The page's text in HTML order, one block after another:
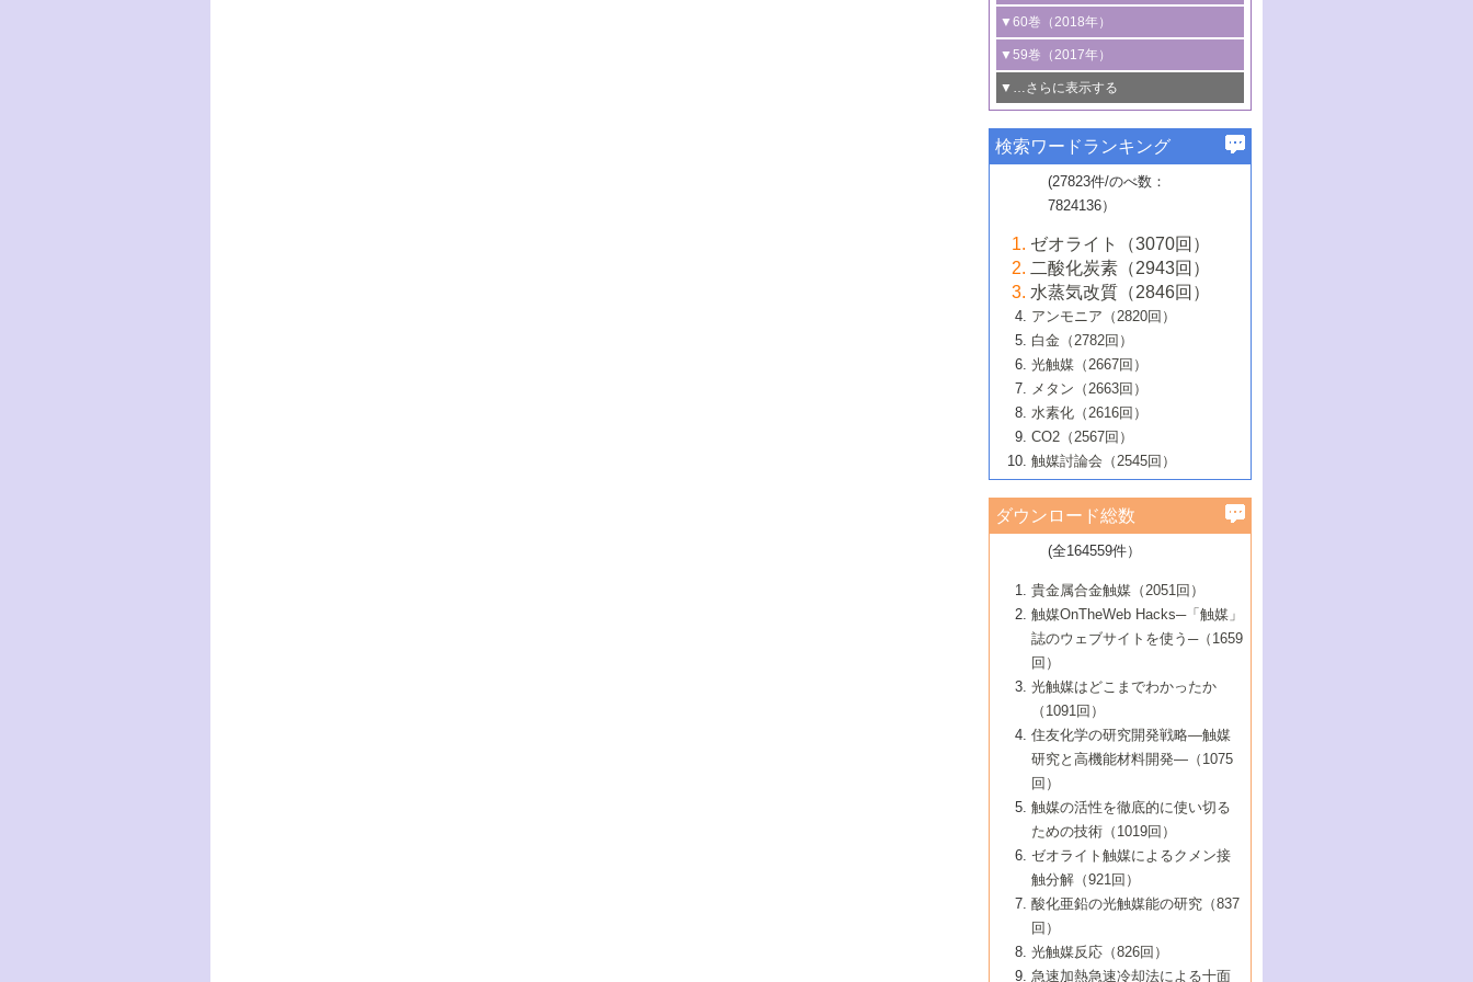
る非貴金属触媒の研究動向
5号 ゼオライトの合成と応用における研
究動向
6号 ヘテロ接合界面
B号 第135回触媒討論会（2025年）
線を利用した触媒解析技術の最先端
5号 単原子触媒
6号 参照触媒委員会からのお知らせ
B号 第133回触媒討論会（2023年）
4号 格子酸素・格子酸素欠陥を利用した
触媒反応
5号 生体触媒によるエネルギー変換反応
6号 窒素とリンの循環のための触媒・機
能性材料
3号 CO の排出削減および有効活用のた
めの触媒技術
4号 若手による情報発信企画～とびたて
若き触媒の研究者たち～（1）
若き触媒の研究者たち～（2）
6号 石油のノーブル・ユースを志向した
触媒技術
大学：オンライン・対面開催）
3号 特殊反応場を利用した触媒的分子変
換反応
4号 多孔質材料を用いた触媒の新展開
5号 情報学的手法を用いた触媒開発
6号 カーボンニュートラルに向けた電解
技術
B号 第127回触媒討論会（2021年・オン
ライン開催(Zoom)のみ）
タリゼーション
2号 機能化学品製造に資するクリーンな
触媒的酸化反応
3号 水処理のための触媒化学
4号 光触媒を用いた水分解の最新の研究
動向
5号 次世代の触媒プロセスを支えるマイ
6号 メタン転換技術の最新動向
B号 第125回触媒討論会（2020年・工学
院大学）
1号 物質移動制御に着目した触媒プロセ
ス開発
2号 CO2 フリー水素サプライチェーンに
関わる触媒開発動向
3号 精密高分子合成に関する最近の研究
動向
4号 バイオマス化成品製造のための触媒
5号 固体触媒による含窒素有機化合物変
換の最前線
6号 貴金属使用量低減に向けた自動車排
ガス浄化触媒の開発
B号 第123回触媒討論会（2019年・大阪
▼60巻（2018年）
1号 固体酸触媒の最新の研究動向
2号 二酸化炭素からの有用化学品合成
3号 ナノ粒子・クラスター触媒の最前線
4号 60周年記念企画
5号 進化するゼオライト合成技術
6号 非貴金属系触媒における電気化学的
B号 第121回触媒討論会（2018年・東京
大学）
▼59巻（2017年）
1号 いたるところに，触媒
最先端技術
3号 無機分離膜材料の開発と触媒反応プ
ロセスへの適用
5号 水素のふるまいを解き明かす最先端
研究
6号 低級アルカンの有効利用のための触
媒技術
B号 第119回触媒討論会（2017年・首都
大学東京）
▼…さらに表示する
1号 ユニークな構造の高分子を生み出す触
2号 リグニンからの化成品製造に向けた触
媒技術
3号 触媒研究の最先端～とびたて若き研究
者たち～（1）
4号 触媒研究の最先端～とびたて若き研究
者たち～（2）
5号 触媒研究の最先端～とびたて若き研究
者たち～（3）
6号 イオニクス材料と燃料電池・電解合成
の最新の研究動向
B号 第117回触媒討論会（2016年・大阪府
立大学）
▼57巻（2015年）
1号 水素キャリアにかかわる触媒技術の新
2号 石油精製用触媒の最近の進展
3号 固体酸化物形燃料電池（SOFC）におけ
るアノード触媒上での燃料直接改質技術
4号 コアシェル構造の制御による触媒機能
5号 工業触媒およびその周辺技術の最近の
進歩
6号 ナノシート
B号 第115回触媒討論会（2015年・成蹊大
▼56巻（2014年）
2号 光触媒反応機構に関する最新の研究動
向
開発動向
4号 人工光合成に向けた近年のアプローチ
5号 未利用熱エネルギーの有効活用に貢献
する触媒技術
6号 ポリオキソメタレート
B号 第113回触媒討論会（2014年・ロワジ
ールホテル豊橋）
1号 高耐久性燃料電池システム用触媒にお
ける新展開
2号 リビングラジカル重合の最近の動向
3号 天然ガスの化学工業的展開に関する触
媒技術
4号 貴金属触媒の精密構造制御とその活用
5号 バイオマス化成品製造のための固体触
6号 ナノ空間─吸着状態解析から新機能開拓
B号 第111回触媒討論会（2013年・関西大
▼54巻（2012年）
1号 規則性多孔体の利用技術における最近
の進歩
2号 第109回触媒討論会
3号 貴金属低減技術の最新動向
4号 貴金属代替技術の最新動向
5号 光触媒による物質変換反応の新展開
6号 グラフェン
7号 水素を利用する化成品合成の新潮流
▼53巻（2011年）
1号 金属学から見る合金触媒の新展開
2号 第107回触媒討論会
3号 触媒のその場観察法の進歩（１）
4号 触媒のその場観察法の進歩（２）
5号 不活性結合の触媒的活性化による有機
合成
6号 新しい固体酸触媒技術
7号 ゼオライト合成における最近の進歩
▼52巻（2010年）
1号 触媒の劣化対策と長寿命触媒開発
2号 第105回触媒討論会
3号 ナノ構造が拓く新機能
4号 活性サイトおよびその環境の精密な設
計による触媒の高機能化
5号 触媒を有効に使うための技術
7号 有機分子触媒による精密有機合成
8号 高機能化ポリオレフィンに向けた重合
触媒の最近の進展
1号 炭素材料－熱い注目を集める材料－
2号 第103回触媒討論会
3号 環境浄化用光触媒の現状と課題
4号 水素社会の実現に向けた水素製造・貯
蔵技術の進歩
5号 CO2が関わる触媒・材料
7号 持続可能社会実現のための触媒および
触媒関連技術
▼50巻（2008年）
1号 触媒化学と学会のこの10年，半世紀，
そして未来
2号 第101回触媒討論会
4号 錯体を利用したユニークな表面構造の
構築と機能
5号 若手会員による触媒研究の未来展望1：
企業編
6号 第102回触媒討論会
7号 触媒・化学反応における計算化学の進
8号 若手研究者による触媒研究の未来展望
2：大学・研究所編
▼49巻（2007年）
1号 含フッ素化合物の合成と触媒
2号 第99回触媒討論会
3号 実用的ファインケミカル合成プロセス
を実現する触媒
5号 こんな物質，あんな物質―新たな触媒
の可能性―
7号 『結晶の化学』を活かした触媒研究
8号 イオン液体の応用
▼48巻（2006年）
1号 固体酸触媒の最近の進歩
2号 第97回触媒討論会
3号 リビング重合触媒の最近の展開
5号 水素製造・貯蔵のための触媒技術の新
しい展開
6号 第98回触媒討論会
7号 基礎化学品製造の触媒技術
8号 多機能型リアクター
1号 最近の触媒担体とその効果
2号 第95回触媒討論会
4号 水分解用光触媒材料
5号 時間分解分光の進歩と応用
6号 第96回触媒討論会
8号 超臨界流体を用いた化学プロセスの新
▼46巻（2004年）
1号 部分酸化反応触媒の最前線
2号 第93回触媒討論会
3号 特殊エネルギー場の触媒反応
4号 生体内における金属の触媒作用
5号 ファインケミカルズの展開に寄与する
6号 第94回触媒討論会
7号 サブナノレベルでみた新しい表面現象
8号 オレフィン重合触媒の新たな展
▼45巻（2003年）
1号 なぜこの触媒が良いのか？
2号 第91回触媒討論会
3号 最近の自動車排ガス処理技術
4号 触媒研究の現状と将来─第90回触媒討論
5号 基礎化学品製造の触媒技術
6号 第92回触媒討論会
7号 基礎化学品製造の触媒技術
8号 資源の循環と触媒技術
▼44巻（2002年）
1号 高次制御された触媒の化学
2号 第89回触媒討論会
3号 触媒を利用した電気化学の新展開
4号 ナノ材料の調製と機能化
5号 こんな触媒が欲しい
6号 第90回触媒討論会
7号 触媒研究と学術雑誌/情報
8号 若い世代からみた触媒化学の現状と未
▼43巻（2001年）
1号 グリーンケミストリーと触媒
2号 第87回触媒討論会特集号
3号 生体触媒とバイオプロセス
4号 水素製造・利用の触媒化学
5号 触媒研究における新しい切り口：コン
ビナトリアルケミストリー
6号 第88回触媒討論会特集号
7号 企業における触媒研究のブレークスル
8号 この材料を触媒として使ってみません
▼42巻（2000年）
1号 触媒反応工学の明日を拓く
2号 第85回触媒討論会
3号 反応ダイナミクス
5号 触媒のおもしろさをどのように伝える
6号 第86回触媒討論会
7号 水素化精製触媒の新しい展開
8号 新しい反応性と機能性を目指した金属
クラスタ-化学
▼41巻（1999年）
1号 孔、穴、あな?-特異な空間とその利用-
2号 第83回触媒討論会
3号 均一系触媒反応最前線
4号 実用炭素材料の新展開
5号 研究の方法論を考える
7号 機能性金属材料と触媒
8号 触媒研究へのNMRの応用と展望
▼40巻（1998年）
進展と21世紀への提言/創立40周年記念・触
媒学会この10年の歩みとこれから/創立40周
2号 第81回触媒討論会
3号 計算機触媒化学へのさそい
4号 触媒劣化の制御と予測
5号 最新の実用プロセスと触媒
6号 第82回触媒討論会
1号 均一系と不均一系触媒反応-その特徴と
接点
2号 第79回触媒討論会
3号 最新NO除去触媒の実用化研究
4号 新しい反応場を目指した触媒調製
5号 反応・分離技術の新しい展開
6号 第80回触媒討論会
▼38巻（1996年）
1号 触媒の構造と触媒作用/C1化学を中心と
する21世紀への触媒
3号 オリンピックメダル:金・銀・銅はどん
な触媒作用を示すか
4号 触媒作用における機能の複合化
▼37巻（1995年）
1号 ファインケミカルズと固体触媒
2号 第75回触媒討論会
3号 希土類を利用した触媒
4号 触媒とリサイクル
5号 エネルギー変換触媒
▼36巻（1994年）
1号 電気化学と触媒
2号 第73回触媒討論会
3号 C4化学の展開
4号 《通常号》
▼35巻（1993年）
1号 工業触媒開発マニュアル―探索から工
業化まで
2号 第71回触媒討論会
▼34巻（1992年）
1号 インパクトを与えたこの研究
2号 第69回触媒討論会
▼33巻（1991年）
1号 触媒プロセス開発マニュアル―探索か
▼32巻（1990年）
検索ワードランキング
(27823件/のべ数：
7824136）
ゼオライト（3070回）
二酸化炭素（2943回）
水蒸気改質（2846回）
アンモニア（2820回）
白金（2782回）
光触媒（2667回）
メタン（2663回）
水素化（2616回）
CO2（2567回）
触媒討論会（2545回）
ダウンロード総数
(全164559件）
貴金属合金触媒（2051回）
触媒OnTheWeb Hacks─「触媒」
誌のウェブサイトを使う─（1659
回）
光触媒はどこまでわかったか
（1091回）
住友化学の研究開発戦略―触媒
研究と高機能材料開発―（1075
回）
触媒の活性を徹底的に使い切る
ための技術（1019回）
ゼオライト触媒によるクメン接
触分解（921回）
酸化亜鉛の光触媒能の研究（837
回）
光触媒反応（826回）
急速加熱急速冷却法による十面